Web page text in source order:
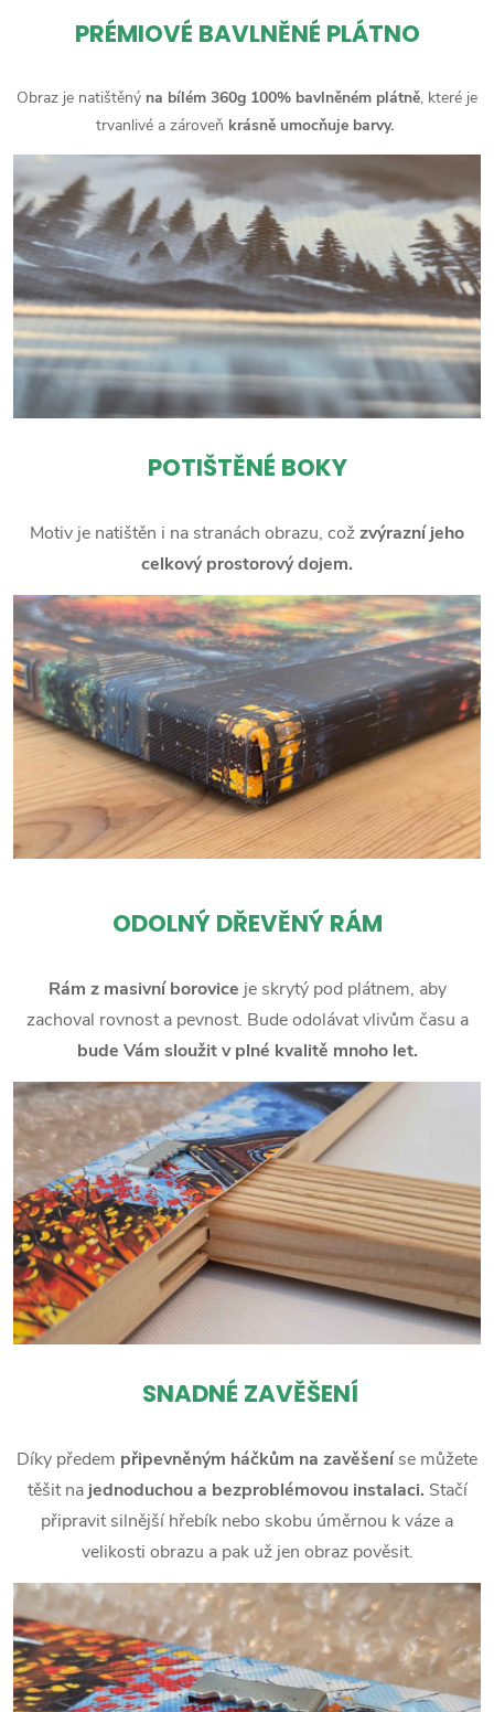
PRÉMIOVÉ BAVLNĚNÉ PLÁTNO
Obraz je natištěný na bílém 360g 100% bavlněném plátně, které je
trvanlivé a zároveň krásně umocňuje barvy.
POTIŠTĚNÉ BOKY
Motiv je natištěn i na stranách obrazu, cožzvýrazní jeho
celkový prostorový dojem.
ODOLNÝ DŘEVĚNÝ RÁM
Rám z masivní borovice je skrytý pod plátnem, aby
zachoval rovnost a pevnost. Bude odolávat vlivům času a
bude Vám sloužit v plné kvalitě mnoho let.
SNADNÉ ZAVĚŠENÍ
Díky předem připevněným háčkům na zavěšeníse můžete
těšit na jednoduchou a bezproblémovou instalaci. Stačí
připravit silnější hřebík nebo skobu úměrnou k váze a
velikosti obrazu a pak už jen obraz pověsit.